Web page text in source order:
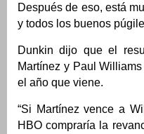
Después de eso, está
y todos los buenos
Dunkin dijo que el
Martínez y Paul
el año que viene.
“Si Martínez vence a
HBO compraría la